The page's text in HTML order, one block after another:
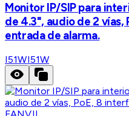
Monitor IP/SIP para
de 4.3", audio de 2
entrada de alarma.
I51WI51W